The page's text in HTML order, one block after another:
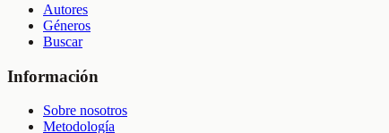
Autores
Géneros
Buscar
Información
Sobre nosotros
Metodología